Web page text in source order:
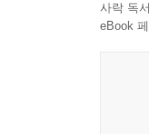
사락 독
eBook